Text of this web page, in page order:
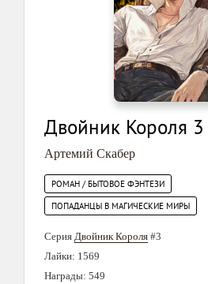
Двойник Короля 3
Артемий Скабер
РОМАН / БЫТОВОЕ ФЭНТЕЗИ
ПОПАДАНЦЫ В МАГИЧЕСКИЕ МИРЫ
Серия Двойник Короля #3
Лайки: 1569
Награды: 549